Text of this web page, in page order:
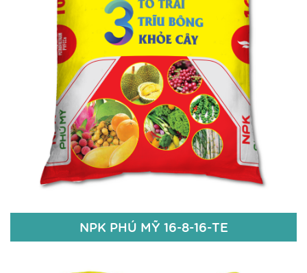
Chi tiết
NPK PHÚ MỸ 16-8-16-TE